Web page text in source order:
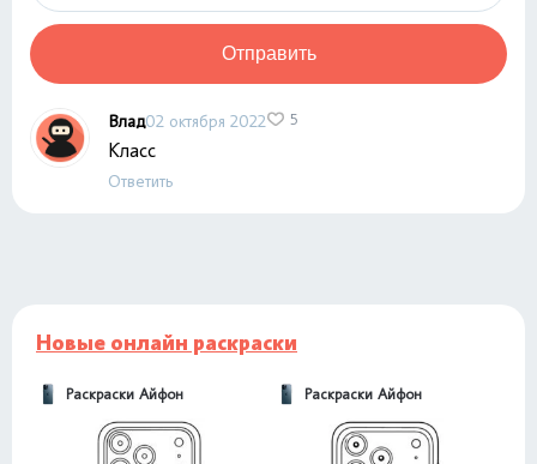
Отправить
Влад02 октября 2022 5
Класс
Ответить
Новые онлайн раскраски
Раскраски Айфон Раскраски Айфон